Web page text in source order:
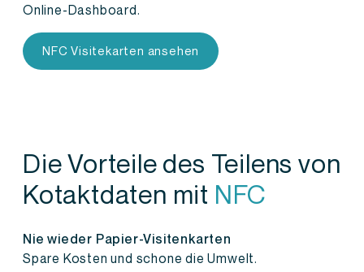
Online-Dashboard.
NFC Visitekarten ansehen
Die Vorteile des Teilens von
Kotaktdaten mit NFC
Nie wieder Papier-Visitenkarten
Spare Kosten und schone die Umwelt.